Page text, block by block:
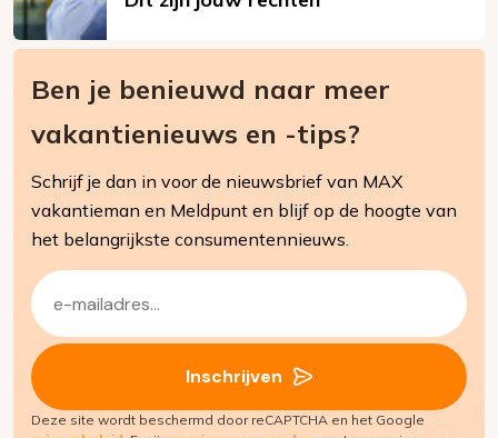
Ben je benieuwd naar meer
vakantienieuws en -tips?
Schrijf je dan in voor de nieuwsbrief van MAX
vakantieman en Meldpunt en blijf op de hoogte van
het belangrijkste consumentennieuws.
E-
mailadres
(Vereist)
Inschrijven
Deze site wordt beschermd door reCAPTCHA en het Google